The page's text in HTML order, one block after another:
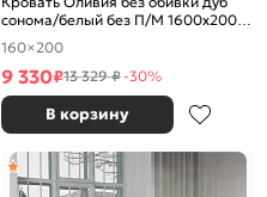
сонома/белый без П/М 1600x2000,
изголовье жесткое
160×200
9 330₽13 329 ₽-30%
В корзину